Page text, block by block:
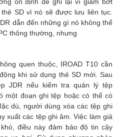
SD vì nó sẽ được lưu liên tục.
dẫn đến những gì nó không thể
thông thường, nhưng
quen thuộc, IROAD T10 cần
khi sử dụng thẻ SD mới. Sau
JDR nếu kiểm tra quản lý tệp
một đoạn ghi tệp hoặc có thể có
dù, người dùng xóa các tệp ghi
xuất các tệp ghi âm. Việc làm giả
điều này đảm bảo độ tin cậy